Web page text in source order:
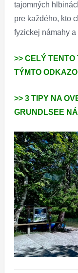
tajomných
pre každého, kto
fyzickej námahy
>> CELÝ
TÝMTO
>> 3 TIPY NA
GRUNDLSEE